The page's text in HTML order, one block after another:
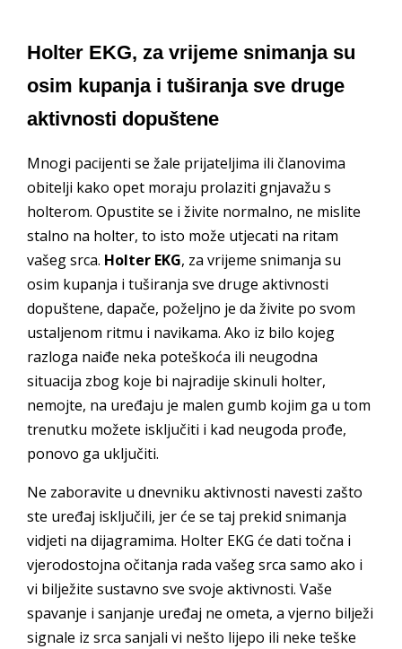
Holter EKG, za vrijeme snimanja su
osim kupanja i tuširanja sve druge
aktivnosti dopuštene
Mnogi pacijenti se žale prijateljima ili članovima
obitelji kako opet moraju prolaziti gnjavažu s
holterom. Opustite se i živite normalno, ne mislite
stalno na holter, to isto može utjecati na ritam
vašeg srca. Holter EKG, za vrijeme snimanja su
osim kupanja i tuširanja sve druge aktivnosti
dopuštene, dapače, poželjno je da živite po svom
ustaljenom ritmu i navikama. Ako iz bilo kojeg
razloga naiđe neka poteškoća ili neugodna
situacija zbog koje bi najradije skinuli holter,
nemojte, na uređaju je malen gumb kojim ga u tom
trenutku možete isključiti i kad neugoda prođe,
ponovo ga uključiti.
Ne zaboravite u dnevniku aktivnosti navesti zašto
ste uređaj isključili, jer će se taj prekid snimanja
vidjeti na dijagramima. Holter EKG će dati točna i
vjerodostojna očitanja rada vašeg srca samo ako i
vi bilježite sustavno sve svoje aktivnosti. Vaše
spavanje i sanjanje uređaj ne ometa, a vjerno bilježi
signale iz srca sanjali vi nešto lijepo ili neke teške